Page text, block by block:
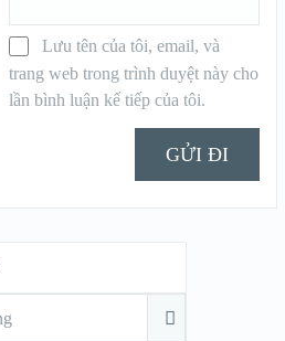
Lưu tên của tôi, email, và
trang web trong trình duyệt này cho
lần bình luận kế tiếp của tôi.